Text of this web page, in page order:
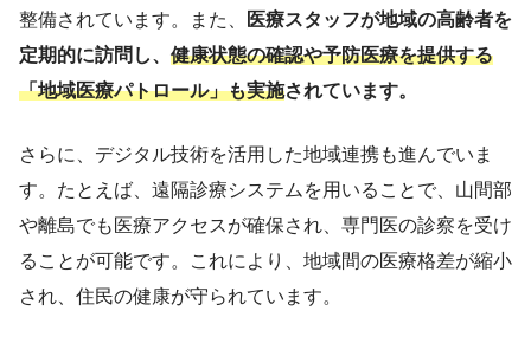
整備されています。また、
医療スタッフが地域の高齢者を
定期的に訪問し、 健康状態の確認や予防医療を提供する
「地域医療パトロール」も実施されています。
さらに、デジタル技術を活用した地域連携も進んでいま
す。たとえば、遠隔診療システムを用いることで、山間部
や離島でも医療アクセスが確保され、専門医の診察を受け
ることが可能です。これにより、地域間の医療格差が縮小
され、住民の健康が守られています。